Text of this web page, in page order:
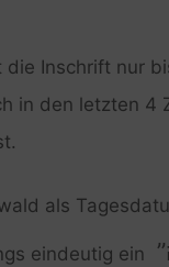
die Inschrift nur
in den letzten 4
als
eindeutig ein